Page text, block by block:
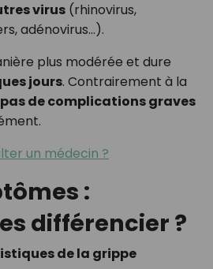
virus(rhinovirus,
adénovirus…).
plus modérée et dure
jours. Contrairement à la
pas de complications graves
un médecin ?
:
différencier ?
de la grippe